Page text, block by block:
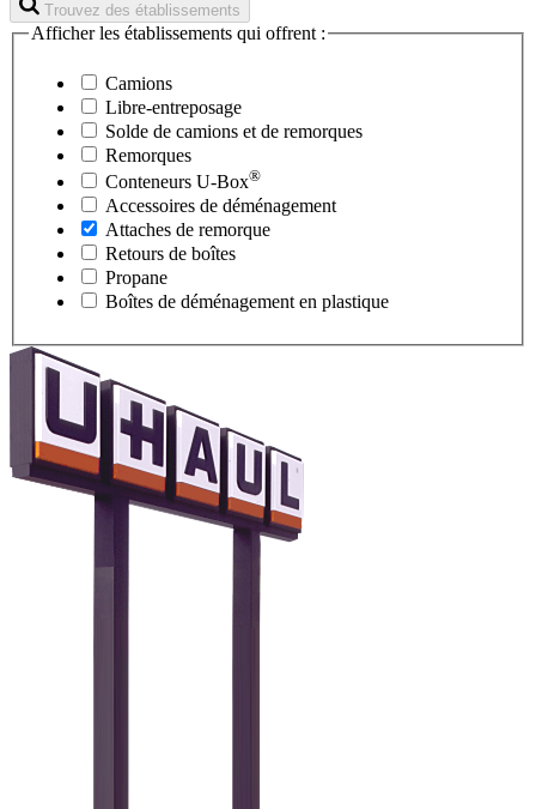
Trouvez des établissements
Afficher les établissements qui offrent :
Camions
Libre-entreposage
Solde de camions et de remorques
Remorques
Conteneurs U-Box®
Accessoires de déménagement
Attaches de remorque
Retours de boîtes
Propane
Boîtes de déménagement en plastique